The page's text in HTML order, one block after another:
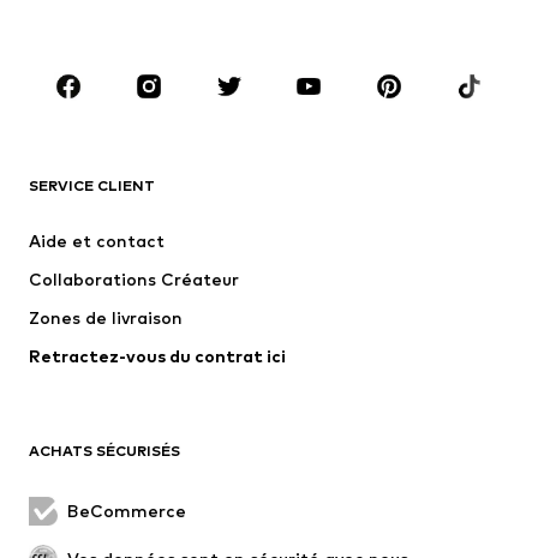
MARQUES
NAME IT
WE Fashion
SERVICE CLIENT
Aide et contact
Collaborations Créateur
Zones de livraison
Retractez-vous du contrat ici
ACHATS SÉCURISÉS
BeCommerce